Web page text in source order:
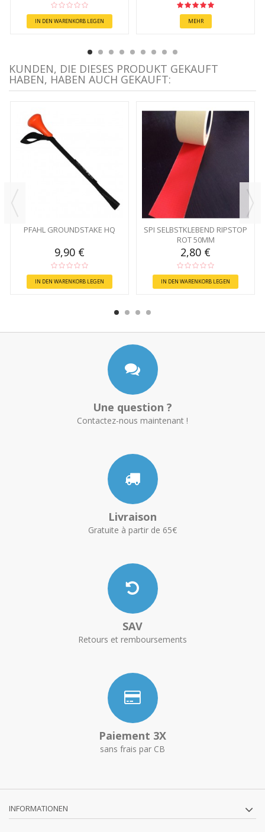
IN DEN WARENKORB LEGEN MEHR
KUNDEN, DIE DIESES PRODUKT GEKAUFT
HABEN, HABEN AUCH GEKAUFT:
PFAHL GROUNDSTAKE HQ
9,90 €
IN DEN WARENKORB LEGEN
SPI SELBSTKLEBEND RIPSTOP
ROT 50MM
2,80 €
IN DEN WARENKORB LEGEN
Une question ?
Contactez-nous maintenant !
Livraison
Gratuite à partir de 65€
SAV
Retours et remboursements
Paiement 3X
sans frais par CB
INFORMATIONEN